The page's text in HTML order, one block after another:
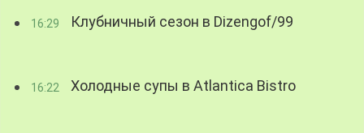
16:29 Клубничный сезон в Dizengof/99
16:22 Холодные супы в Atlantica Bistro